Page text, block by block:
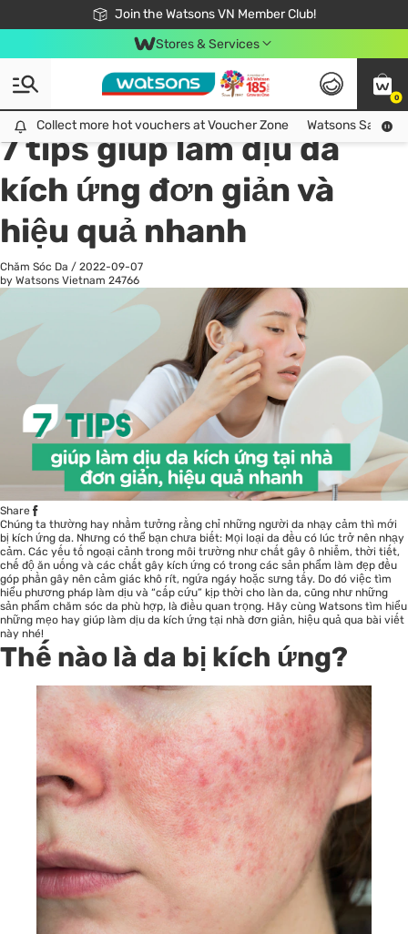
Join the Watsons VN Member Club!
Free Shipping For Order From 249,000Đ
24h Fast delivery in Hồ Chí Minh City
Stores & Services
0
Collect more hot vouchers at Voucher Zone
Collect more hot vouchers at Voucher Zone Watsons Safety
All
Chăm Sóc Cá Nhân
7 tips giúp làm dịu da
kích ứng đơn giản và
hiệu quả nhanh
Chăm Sóc Da / 2022-09-07
by Watsons Vietnam 24766
Share
Chúng ta thường hay nhầm tưởng rằng chỉ những người da nhạy cảm thì mới
bị kích ứng da. Nhưng có thể bạn chưa biết: Mọi loại da đều có lúc trở nên nhạy
cảm. Các yếu tố ngoại cảnh trong môi trường như chất gây ô nhiễm, thời tiết,
chế độ ăn uống và các chất gây kích ứng có trong các sản phẩm làm đẹp đều
góp phần gây nên cảm giác khô rít, ngứa ngáy hoặc sưng tấy. Do đó việc tìm
hiểu phương pháp làm dịu và “cấp cứu” kịp thời cho làn da, cũng như những
sản phẩm chăm sóc da phù hợp, là điều quan trọng. Hãy cùng Watsons tìm hiểu
những mẹo hay giúp làm dịu da kích ứng tại nhà đơn giản, hiệu quả qua bài viết
này nhé!
Thế nào là da bị kích ứng?